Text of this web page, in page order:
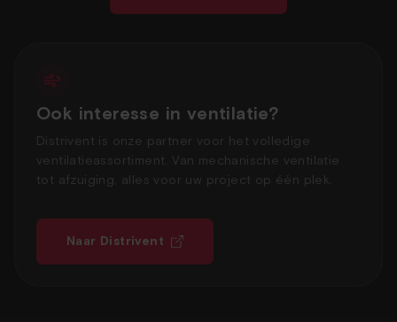
Ook interesse in ventilatie?
Distrivent is onze partner voor het volledige
ventilatieassortiment. Van mechanische ventilatie
tot afzuiging, alles voor uw project op één plek.
Naar Distrivent